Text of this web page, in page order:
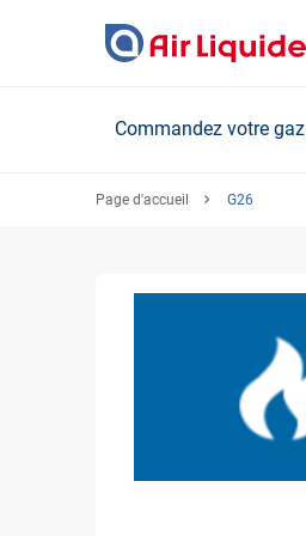
Commandez votre gaz
Page d'accueil G26